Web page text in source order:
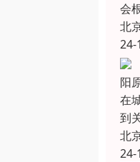
会
北
24-
阳
在
到
北
24-